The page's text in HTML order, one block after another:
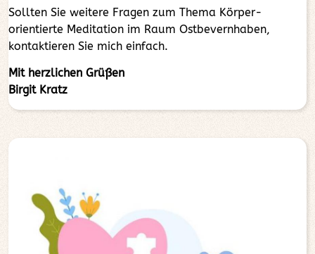
Sollten Sie weitere Fragen zum Thema Körper-
orientierte Meditation im Raum Ostbevernhaben,
kontaktieren Sie mich einfach.
Mit herzlichen Grüßen
Birgit Kratz